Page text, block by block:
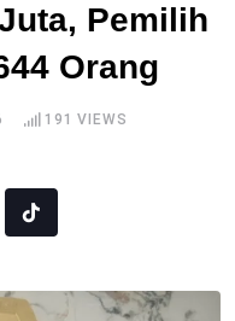
Pemilih
Orang
191 VIEWS
Tiktok